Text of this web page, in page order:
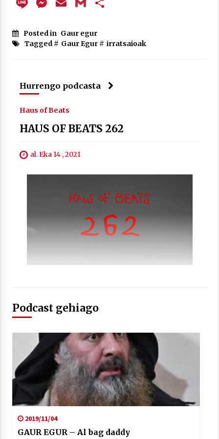
2021/06/30
Posted in Gaur egur
Tagged # Gaur Egur# irratsaioak
Hurrengo podcasta
Haus of Beats
HAUS OF BEATS 262
al. Eka 14 , 2021
Podcast gehiago
2019/11/04
GAUR EGUR – Al bag daddy